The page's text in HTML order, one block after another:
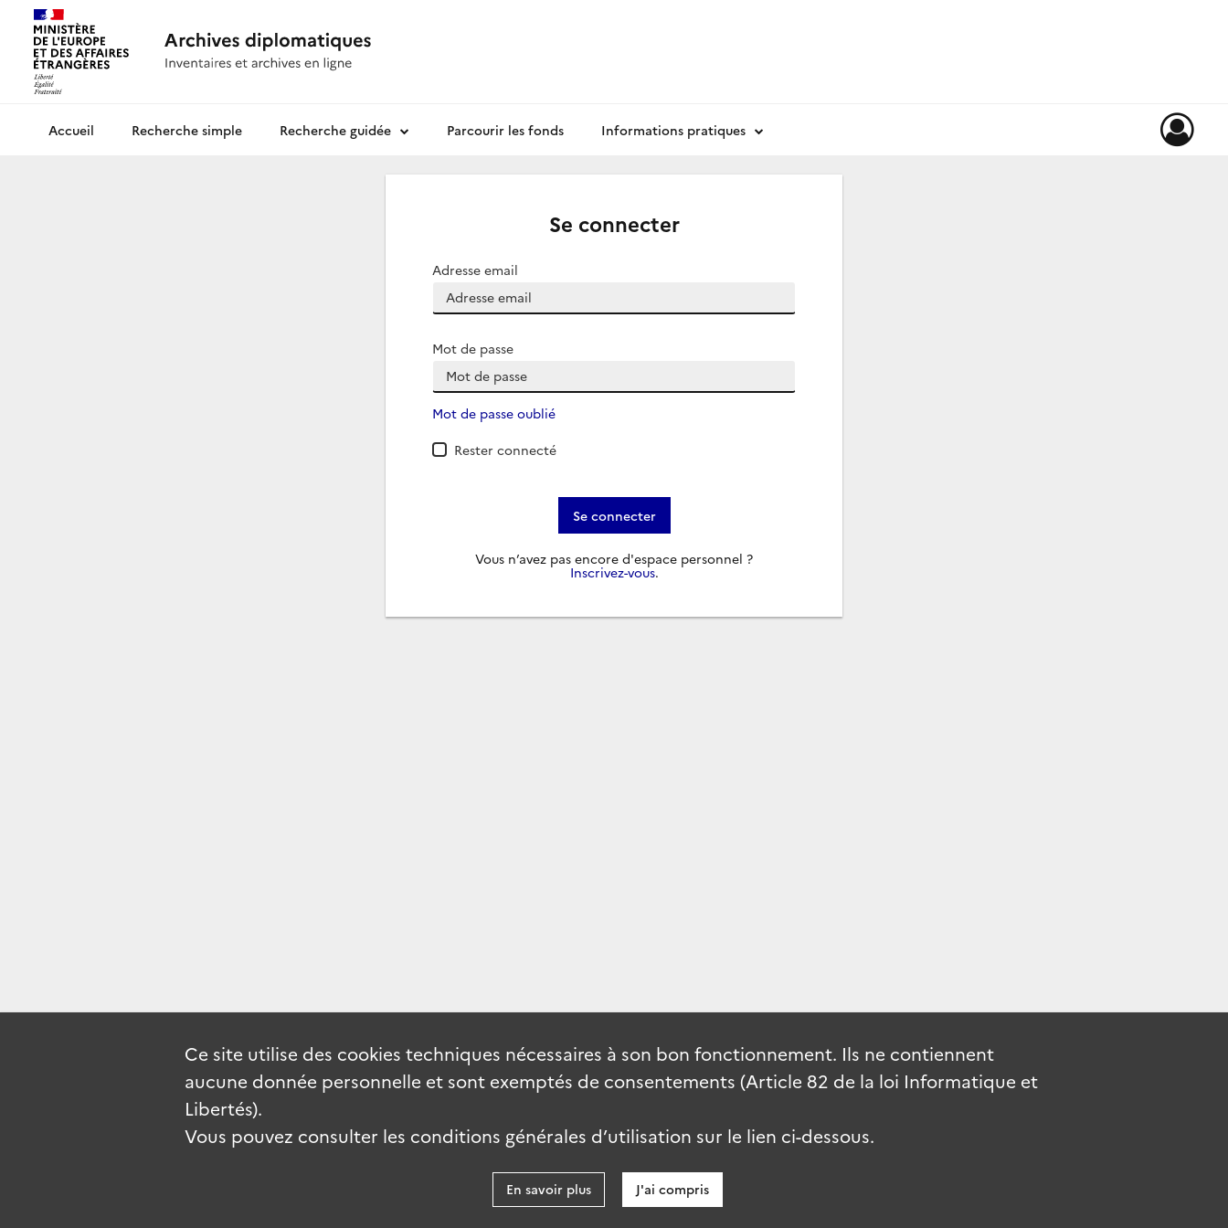
Archives diplomatiquesRecherche simple Recherche guidée Parcourir les fonds Informations pratiques
Se connecter
Adresse email
Mot de passe
Mot de passe oublié
Rester connecté
Se connecter
Vous n’avez pas encore d'espace personnel ?
Inscrivez-vous.
Ce site utilise des cookies techniques nécessaires à son bon fonctionnement. Ils ne contiennent
aucune donnée personnelle et sont exemptés de consentements (Article 82 de la loi Informatique et
Libertés).
Vous pouvez consulter les conditions générales d’utilisation sur le lien ci-dessous.
En savoir plus J'ai compris